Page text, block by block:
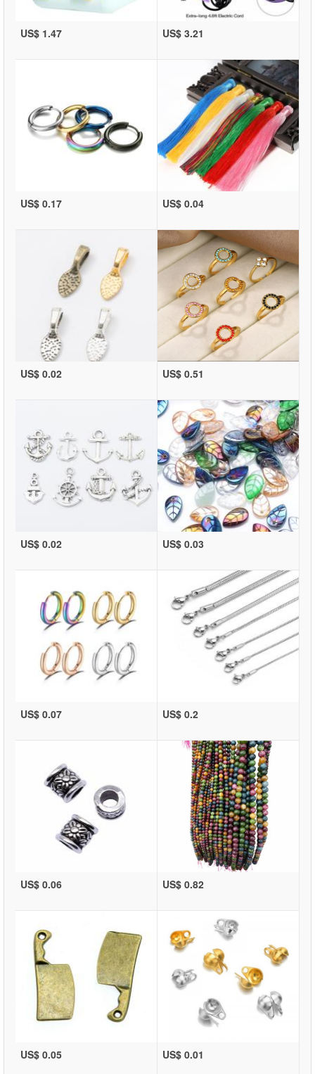
US$ 1.47 US$ 3.21
US$ 0.17 US$ 0.04
US$ 0.02 US$ 0.51
US$ 0.02 US$ 0.03
US$ 0.07 US$ 0.2
US$ 0.06 US$ 0.82
US$ 0.05 US$ 0.01